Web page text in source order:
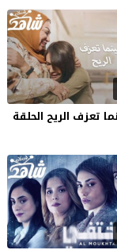
تعزف الريح الحلقة